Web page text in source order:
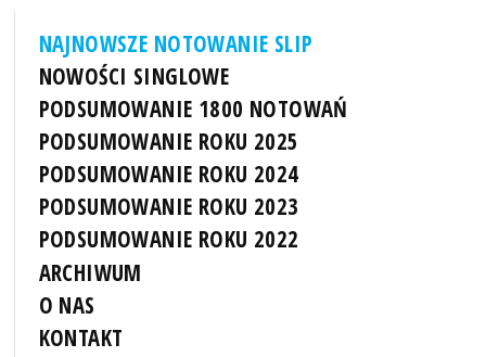
NAJNOWSZE NOTOWANIE SLIP
NOWOŚCI SINGLOWE
PODSUMOWANIE 1800 NOTOWAŃ
PODSUMOWANIE ROKU 2025
PODSUMOWANIE ROKU 2024
PODSUMOWANIE ROKU 2023
PODSUMOWANIE ROKU 2022
ARCHIWUM
O NAS
KONTAKT